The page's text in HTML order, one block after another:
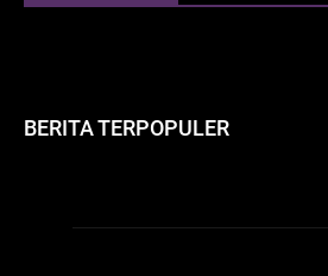
BERITA TERPOPULER